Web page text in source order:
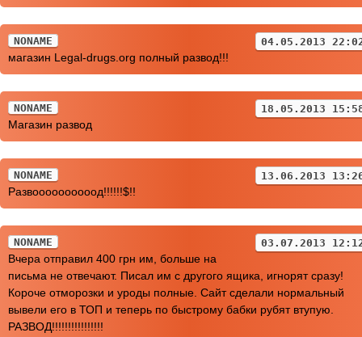
NONAME 04.05.2013
магазин Legal-drugs.org полный развод!!!
NONAME 18.05.2013
Магазин развод
NONAME 13.06.2013
Развоооооооооод!!!!!!$!!
NONAME 03.07.2013
Вчера отправил 400 грн им, больше на
письма не отвечают. Писал им с другого ящика, игнорят сразу!
Короче отморозки и уроды полные. Сайт сделали нормальный
вывели его в ТОП и теперь по быстрому бабки рубят втупую.
РАЗВОД!!!!!!!!!!!!!!!!